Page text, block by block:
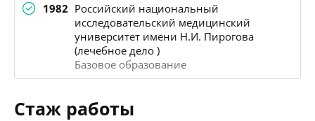
1982 Российский национальный
исследовательский медицинский
университет имени Н.И. Пирогова
(лечебное дело )
Базовое образование
Стаж работы